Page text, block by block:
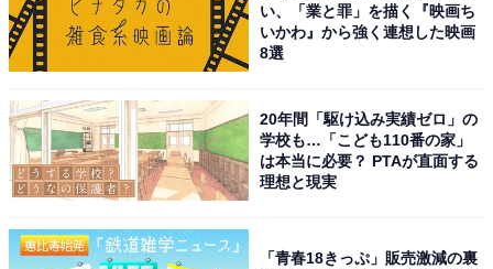
い、「業と罪」を描く『映画ち
いかわ』から強く連想した映画
8選
20年間「駆け込み実績ゼロ」の
学校も…「こども110番の家」
は本当に必要？ PTAが直面する
理想と現実
「青春18きっぷ」販売激減の裏